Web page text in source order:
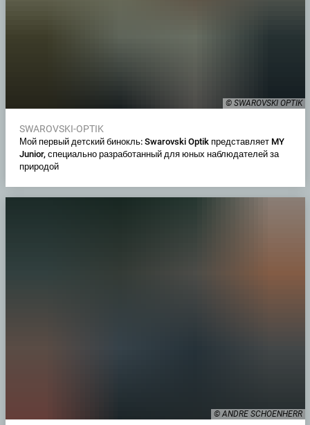
© SWAROVSKI OPTIK
SWAROVSKI-OPTIK
Мой первый детский бинокль: Swarovski Optik представляет MY
Junior, специально разработанный для юных наблюдателей за
природой
© ANDRE SCHOENHERR